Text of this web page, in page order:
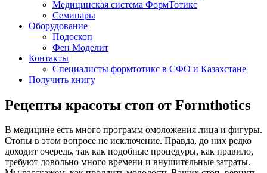
Медицинская система ФормТотикс
Семинары
Оборудование
Подоскоп
Фен Моделит
Контакты
Специалисты формтотикс в СФО и Казахстане
Получить книгу
Рецепты красоты стоп от Formthotics
В медицине есть много программ омоложения лица и фигуры.
Стопы в этом вопросе не исключение. Правда, до них редко
доходит очередь, так как подобные процедуры, как правило,
требуют довольно много времени и внушительные затраты.